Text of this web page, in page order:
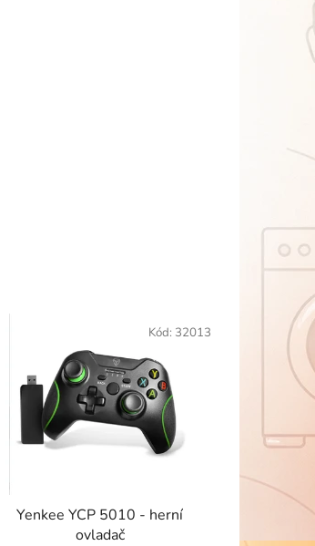
Yenkee YCP 5010 - herní
ovladač
Kód: 32013